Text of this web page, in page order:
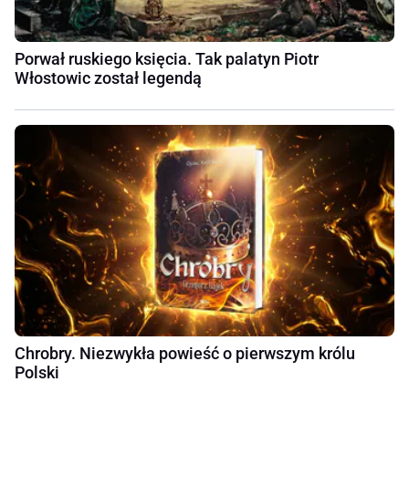
Porwał ruskiego księcia. Tak palatyn Piotr
Włostowic został legendą
Chrobry. Niezwykła powieść o pierwszym królu
Polski